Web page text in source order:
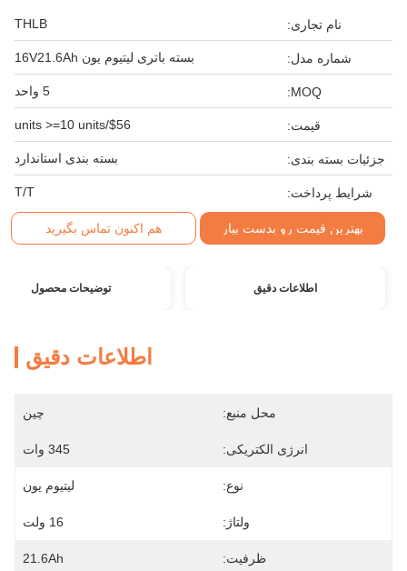
نام تجاری: THLB
شماره مدل: بسته باتری لیتیوم یون 16V21.6Ah
MOQ: 5 واحد
قیمت: $56/units >=10 units
جزئیات بسته بندی: بسته بندی استاندارد
شرایط پرداخت: T/T
بهترین قیمت رو بدست بیار هم اکنون تماس بگیرید
اطلاعات دقیق توضیحات محصول
اطلاعات دقیق
محل منبع: چین
انرژی الکتریکی: 345 وات
نوع: لیتیوم یون
ولتاژ: 16 ولت
ظرفیت: 21.6Ah